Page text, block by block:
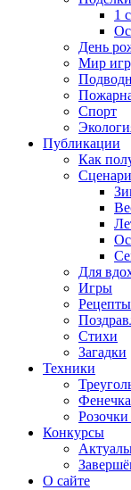
1
День
Мир
Спорт
Публикации
Как
Для
Игры
Стихи
Загадки
Техники
Розочки
Конкурсы
О сайте